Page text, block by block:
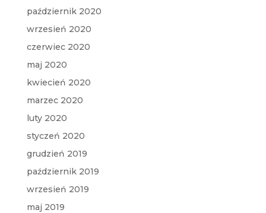
październik 2020
wrzesień 2020
czerwiec 2020
maj 2020
kwiecień 2020
marzec 2020
luty 2020
styczeń 2020
grudzień 2019
październik 2019
wrzesień 2019
maj 2019